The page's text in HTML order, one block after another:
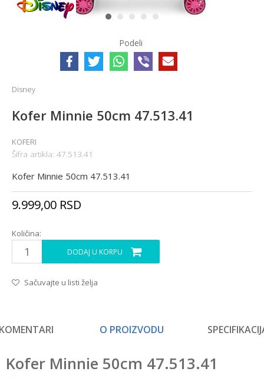
1 2 3 4 5
Podeli
Disney
Kofer Minnie 50cm 47.513.41
KOFERI
Šifra artikla: 47.513.41
Kofer Minnie 50cm 47.513.41
9.999,00 RSD
Količina:
DODAJ U KORPU
Sačuvajte u listi želja
O PROIZVODU
Kofer Minnie 50cm 47.513.41